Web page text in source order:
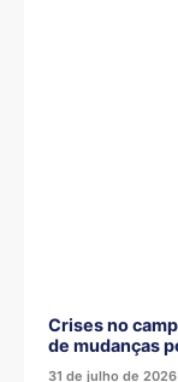
Crises no
de mudanças
31 de julho de 2026